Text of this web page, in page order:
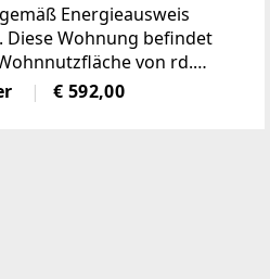
Energieausweis
Wohnung befindet
von rd.
Kinderzimmer, Bad, WC,
eine Loggia.1
€ 592,00